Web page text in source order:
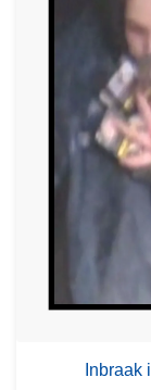
Inbraak